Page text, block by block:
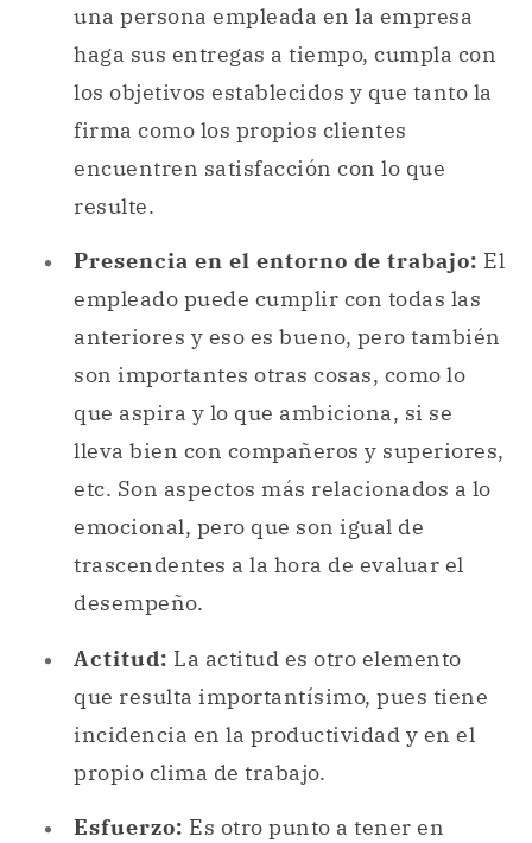
una persona empleada en la empresa
haga sus entregas a tiempo, cumpla con
los objetivos establecidos y que tanto la
firma como los propios clientes
encuentren satisfacción con lo que
resulte.
Presencia en el entorno de trabajo: El
empleado puede cumplir con todas las
anteriores y eso es bueno, pero también
son importantes otras cosas, como lo
que aspira y lo que ambiciona, si se
lleva bien con compañeros y superiores,
etc. Son aspectos más relacionados a lo
emocional, pero que son igual de
trascendentes a la hora de evaluar el
desempeño.
Actitud: La actitud es otro elemento
que resulta importantísimo, pues tiene
incidencia en la productividad y en el
propio clima de trabajo.
Esfuerzo: Es otro punto a tener en